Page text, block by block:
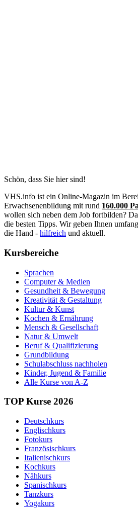
Schön, dass Sie hier sind!
VHS.info ist ein Online-Magazin im
Erwachsenenbildung mit rund 160.000
wollen sich neben dem Job fortbilden?
die besten Tipps. Wir geben Ihnen
die Hand - hilfreich und aktuell.
Kursbereiche
Sprachen
Computer & Medien
Gesundheit & Bewegung
Kreativität & Gestaltung
Kultur & Kunst
Kochen & Ernährung
Mensch & Gesellschaft
Natur & Umwelt
Beruf & Qualifizierung
Grundbildung
Schulabschluss nachholen
Kinder, Jugend & Familie
Alle Kurse von A-Z
TOP Kurse 2026
Deutschkurs
Englischkurs
Fotokurs
Französischkurs
Italienischkurs
Kochkurs
Nähkurs
Spanischkurs
Tanzkurs
Yogakurs